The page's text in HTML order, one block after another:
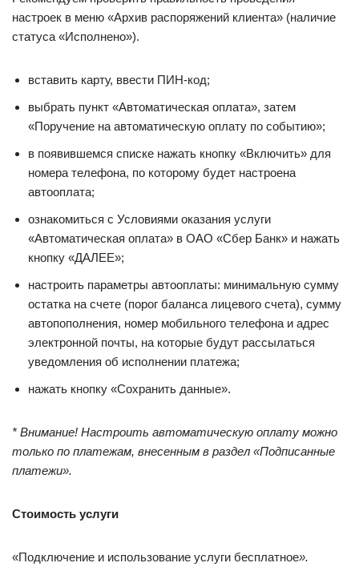
настроек в меню «Архив распоряжений клиента» (наличие
статуса «Исполнено»).
вставить карту, ввести ПИН-код;
выбрать пункт «Автоматическая оплата», затем
«Поручение на автоматическую оплату по событию»;
в появившемся списке нажать кнопку «Включить» для
номера телефона, по которому будет настроена
автооплата;
ознакомиться с Условиями оказания услуги
«Автоматическая оплата» в ОАО «Сбер Банк» и нажать
кнопку «ДАЛЕЕ»;
настроить параметры автооплаты: минимальную сумму
остатка на счете (порог баланса лицевого счета), сумму
автопополнения, номер мобильного телефона и адрес
электронной почты, на которые будут рассылаться
уведомления об исполнении платежа;
нажать кнопку «Сохранить данные».
* Внимание! Настроить автоматическую оплату можно
только по платежам, внесенным в раздел «Подписанные
платежи».
Стоимость услуги
«Подключение и использование услуги бесплатное».